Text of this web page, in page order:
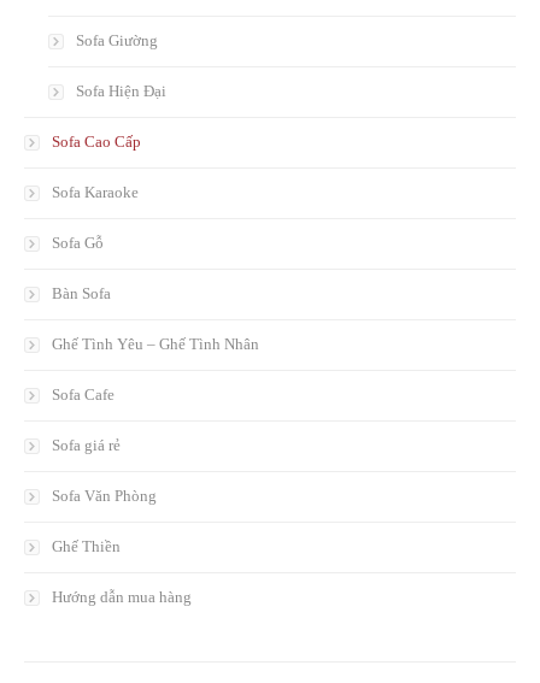
Sofa Giường
Sofa Hiện Đại
Sofa Cao Cấp
Sofa Karaoke
Sofa Gỗ
Bàn Sofa
Ghế Tình Yêu – Ghế Tình Nhân
Sofa Cafe
Sofa giá rẻ
Sofa Văn Phòng
Ghế Thiền
Hướng dẫn mua hàng